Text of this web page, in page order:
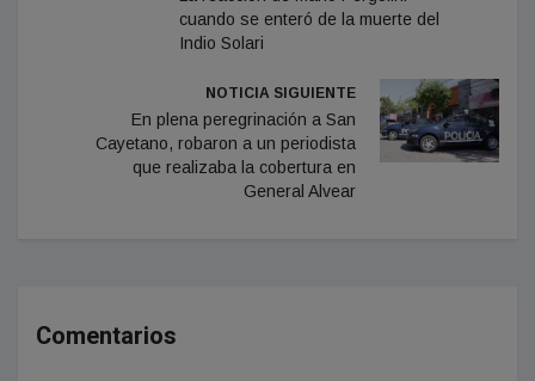
cuando se enteró de la muerte del
Indio Solari
NOTICIA SIGUIENTE
En plena peregrinación a San
Cayetano, robaron a un periodista
que realizaba la cobertura en
General Alvear
Comentarios